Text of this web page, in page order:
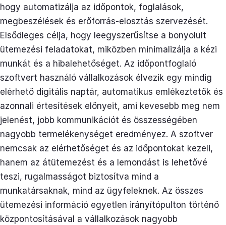
hogy automatizálja az időpontok, foglalások,
megbeszélések és erőforrás-elosztás szervezését.
Elsődleges célja, hogy leegyszerűsítse a bonyolult
ütemezési feladatokat, miközben minimalizálja a kézi
munkát és a hibalehetőséget. Az időpontfoglaló
szoftvert használó vállalkozások élvezik egy mindig
elérhető digitális naptár, automatikus emlékeztetők és
azonnali értesítések előnyeit, ami kevesebb meg nem
jelenést, jobb kommunikációt és összességében
nagyobb termelékenységet eredményez. A szoftver
nemcsak az elérhetőséget és az időpontokat kezeli,
hanem az átütemezést és a lemondást is lehetővé
teszi, rugalmasságot biztosítva mind a
munkatársaknak, mind az ügyfeleknek. Az összes
ütemezési információ egyetlen irányítópulton történő
központosításával a vállalkozások nagyobb